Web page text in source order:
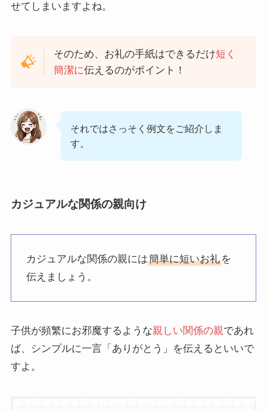
せてしまいますよね。
そのため、お礼の手紙はできるだけ短く
簡潔に伝えるのがポイント！
それではさっそく例文をご紹介しま
す。
カジュアルな関係の親向け
カジュアルな関係の親には簡単に短いお礼を
伝えましょう。
子供が頻繁にお邪魔するような親しい関係の親であれ
ば、シンプルに一言「ありがとう」を伝えるといいで
すよ。